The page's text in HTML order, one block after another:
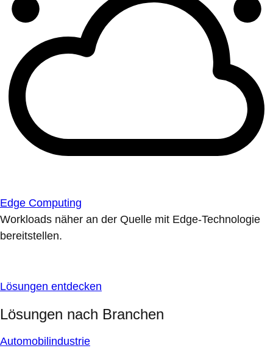
Edge Computing
Workloads näher an der Quelle mit Edge-Technologie
bereitstellen.
Lösungen entdecken
Lösungen nach Branchen
Automobilindustrie